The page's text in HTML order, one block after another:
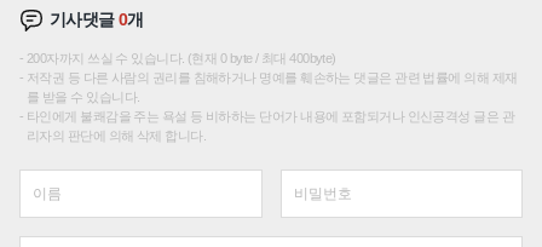
기사댓글0개
200자까지 쓰실 수 있습니다. (현재 0 byte / 최대 400byte)
저작권 등 다른 사람의 권리를 침해하거나 명예를 훼손하는 댓글은 관련 법률에 의해 제재
를 받을 수 있습니다.
타인에게 불쾌감을 주는 욕설 등 비하하는 단어가 내용에 포함되거나 인신공격성 글은 관
리자의 판단에 의해 삭제 합니다.